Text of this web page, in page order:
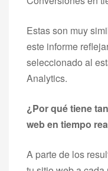
Estas son muy
este informe
seleccionado al
Analytics.
¿Por qué tiene
web en tiempo
A parte de los